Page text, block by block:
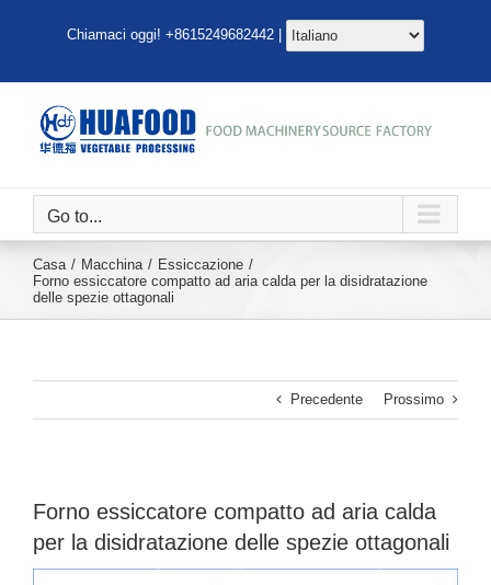
Chiamaci oggi! +8615249682442 |
Go to...
Casa Macchina
Essiccazione
Forno essiccatore compatto ad aria calda per la disidratazione
delle spezie ottagonali
Precedente Prossimo
Forno essiccatore compatto ad aria calda
per la disidratazione delle spezie ottagonali